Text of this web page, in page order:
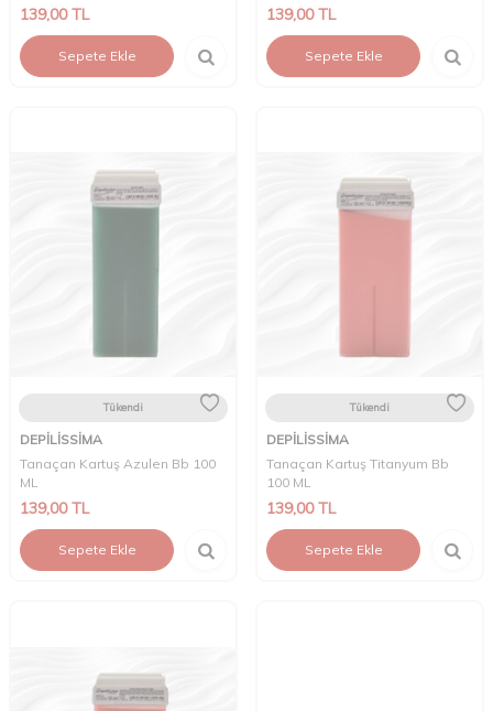
139,00TL
Sepete Ekle
139,00TL
Sepete Ekle
Tükendi
DEPİLİSSİMA
Tanaçan Kartuş Azulen Bb 100
ML
139,00TL
Sepete Ekle
Tükendi
DEPİLİSSİMA
Tanaçan Kartuş Titanyum Bb
100 ML
139,00TL
Sepete Ekle